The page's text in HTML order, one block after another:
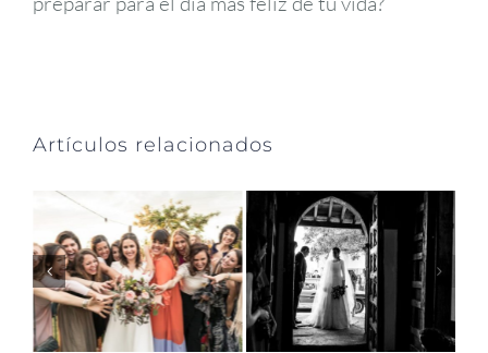
Artículos relacionados
Cómo vestirse
para una boda
en una finca
Consejos para
ahorrar en la
de una boda